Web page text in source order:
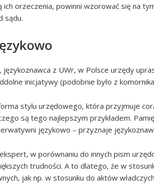
orzeczenia, powinni wzorować się na
sądu.
językoznawca z UWr, w Polsce urzędy
inicjatywy (podobnie było z
stylu urzędowego, która przyjmuje
są tego najlepszym przykładem.
językowo – przyznaje
w porównaniu do innych pism
trudności. A to dlatego, że w
jak np. w stosunku do aktów